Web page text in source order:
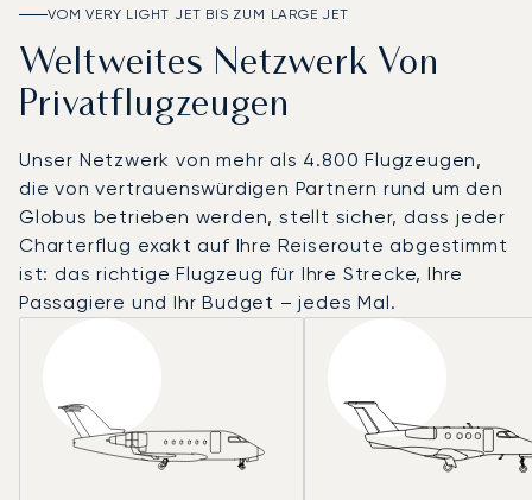
VOM VERY LIGHT JET BIS ZUM LARGE JET
Weltweites Netzwerk Von
Privatflugzeugen
Unser Netzwerk von mehr als 4.800 Flugzeugen,
die von vertrauenswürdigen Partnern rund um den
Globus betrieben werden, stellt sicher, dass jeder
Charterflug exakt auf Ihre Reiseroute abgestimmt
ist: das richtige Flugzeug für Ihre Strecke, Ihre
Passagiere und Ihr Budget – jedes Mal.